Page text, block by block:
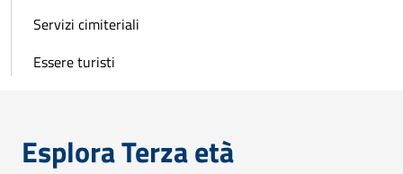
Servizi cimiteriali
Essere turisti
Esplora Terza età